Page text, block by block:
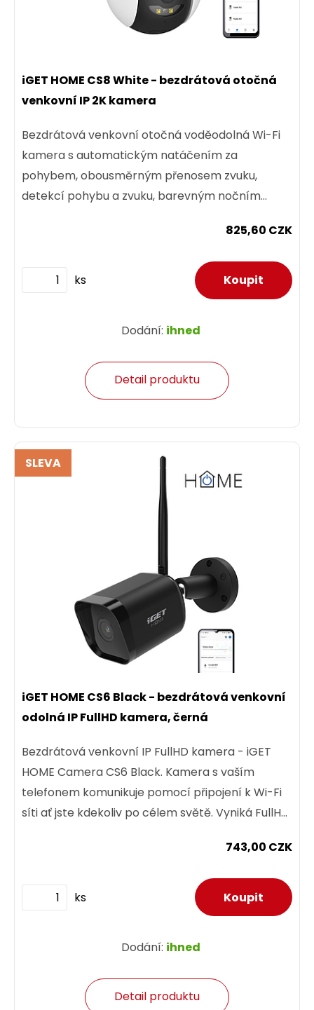
iGET HOME CS8 White - bezdrátová otočná
venkovní IP 2K kamera
Bezdrátová venkovní otočná voděodolná Wi-Fi
kamera s automatickým natáčením za
pohybem, obousměrným přenosem zvuku,
detekcí pohybu a zvuku, barevným nočním
825,60 CZK
ks
Dodání: ihned
Detail produktu
SLEVA
iGET HOME CS6 Black - bezdrátová venkovní
odolná IP FullHD kamera, černá
Bezdrátová venkovní IP FullHD kamera - iGET
HOME Camera CS6 Black. Kamera s vaším
telefonem komunikuje pomocí připojení k Wi-Fi
síti ať jste kdekoliv po célem světě. Vyniká FullHD
743,00 CZK
ks
Dodání: ihned
Detail produktu